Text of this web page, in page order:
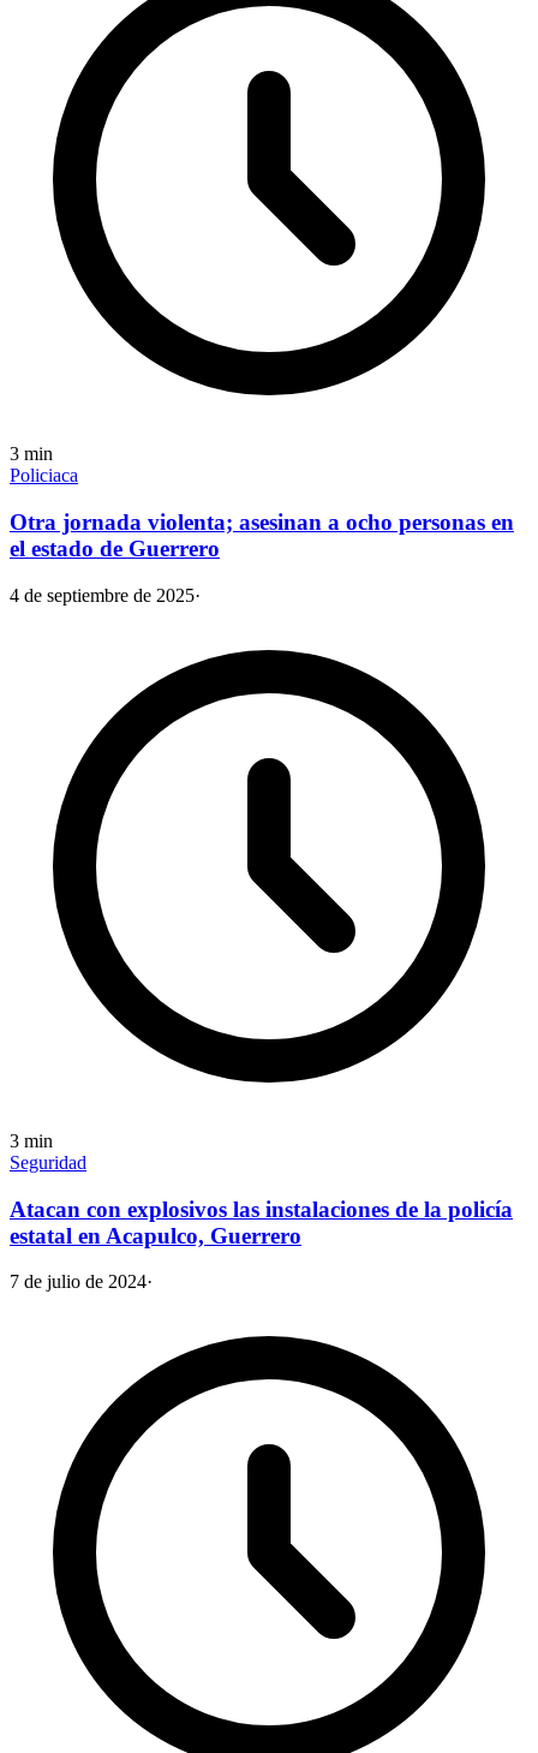
3 min
Policiaca
Otra jornada violenta; asesinan a ocho personas en
el estado de Guerrero
4 de septiembre de 2025·
3 min
Seguridad
Atacan con explosivos las instalaciones de la policía
estatal en Acapulco, Guerrero
7 de julio de 2024·